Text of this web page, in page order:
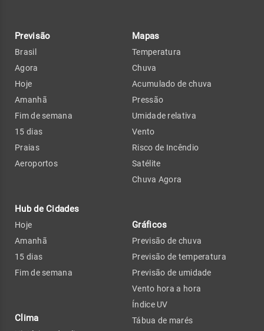
Previsão
Brasil
Agora
Hoje
Amanhã
Fim de semana
15 dias
Praias
Aeroportos
Hub de Cidades
Hoje
Amanhã
15 dias
Fim de semana
Clima
Mapas
Temperatura
Chuva
Acumulado de chuva
Pressão
Umidade relativa
Vento
Risco de Incêndio
Satélite
Chuva Agora
Gráficos
Previsão de chuva
Previsão de temperatura
Previsão de umidade
Vento hora a hora
Índice UV
Tábua de marés